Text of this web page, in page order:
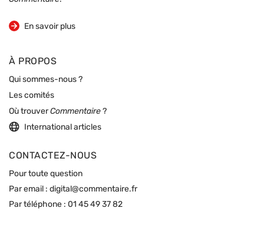
En savoir plus
sur la revue
À PROPOS
Qui sommes-nous ?
Les comités
Où trouverCommentaire ?
International articles
CONTACTEZ-NOUS
Pour toute question
Par email : digital@commentaire.fr
Par téléphone : 01 45 49 37 82